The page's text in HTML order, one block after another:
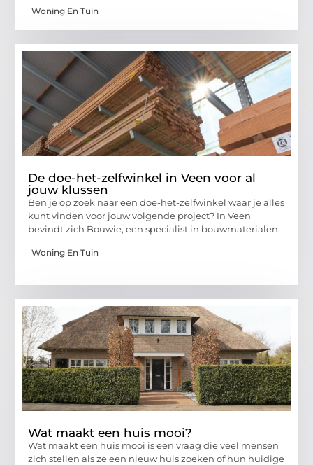
Woning En Tuin
De doe-het-zelfwinkel in Veen voor al
jouw klussen
Ben je op zoek naar een doe-het-zelfwinkel waar je alles
kunt vinden voor jouw volgende project? In Veen
bevindt zich Bouwie, een specialist in bouwmaterialen
Woning En Tuin
Wat maakt een huis mooi?
Wat maakt een huis mooi is een vraag die veel mensen
zich stellen als ze een nieuw huis zoeken of hun huidige